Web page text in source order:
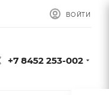
ВОЙТИ
+7 8452 253-002